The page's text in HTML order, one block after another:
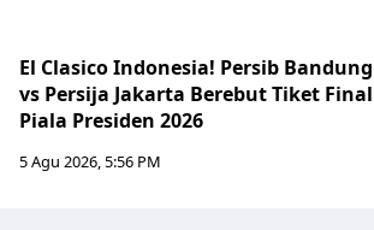
El Clasico Indonesia! Persib Bandung
vs Persija Jakarta Berebut Tiket Final
Piala Presiden 2026
5 Agu 2026, 5:56 PM